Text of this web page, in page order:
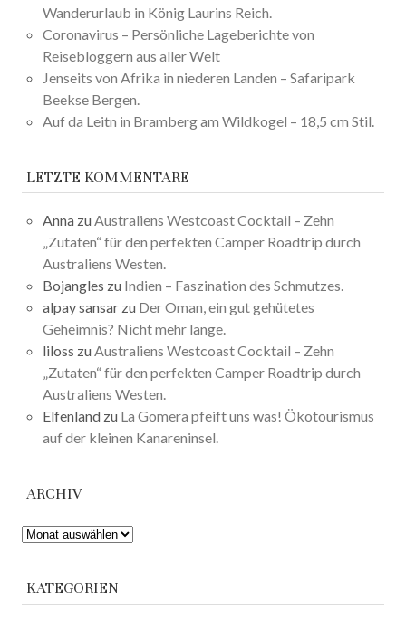
Wanderurlaub in König Laurins Reich.
Coronavirus – Persönliche Lageberichte von
Reisebloggern aus aller Welt
Jenseits von Afrika in niederen Landen – Safaripark
Beekse Bergen.
Auf da Leitn in Bramberg am Wildkogel – 18,5 cm Stil.
LETZTE KOMMENTARE
Anna zuAustraliens Westcoast Cocktail – Zehn
„Zutaten“ für den perfekten Camper Roadtrip durch
Australiens Westen.
Bojangles zu Indien – Faszination des Schmutzes.
alpay sansar zu Der Oman, ein gut gehütetes
Geheimnis? Nicht mehr lange.
liloss zuAustraliens Westcoast Cocktail – Zehn
„Zutaten“ für den perfekten Camper Roadtrip durch
Australiens Westen.
Elfenland zu La Gomera pfeift uns was! Ökotourismus
auf der kleinen Kanareninsel.
ARCHIV
ARCHIV
KATEGORIEN